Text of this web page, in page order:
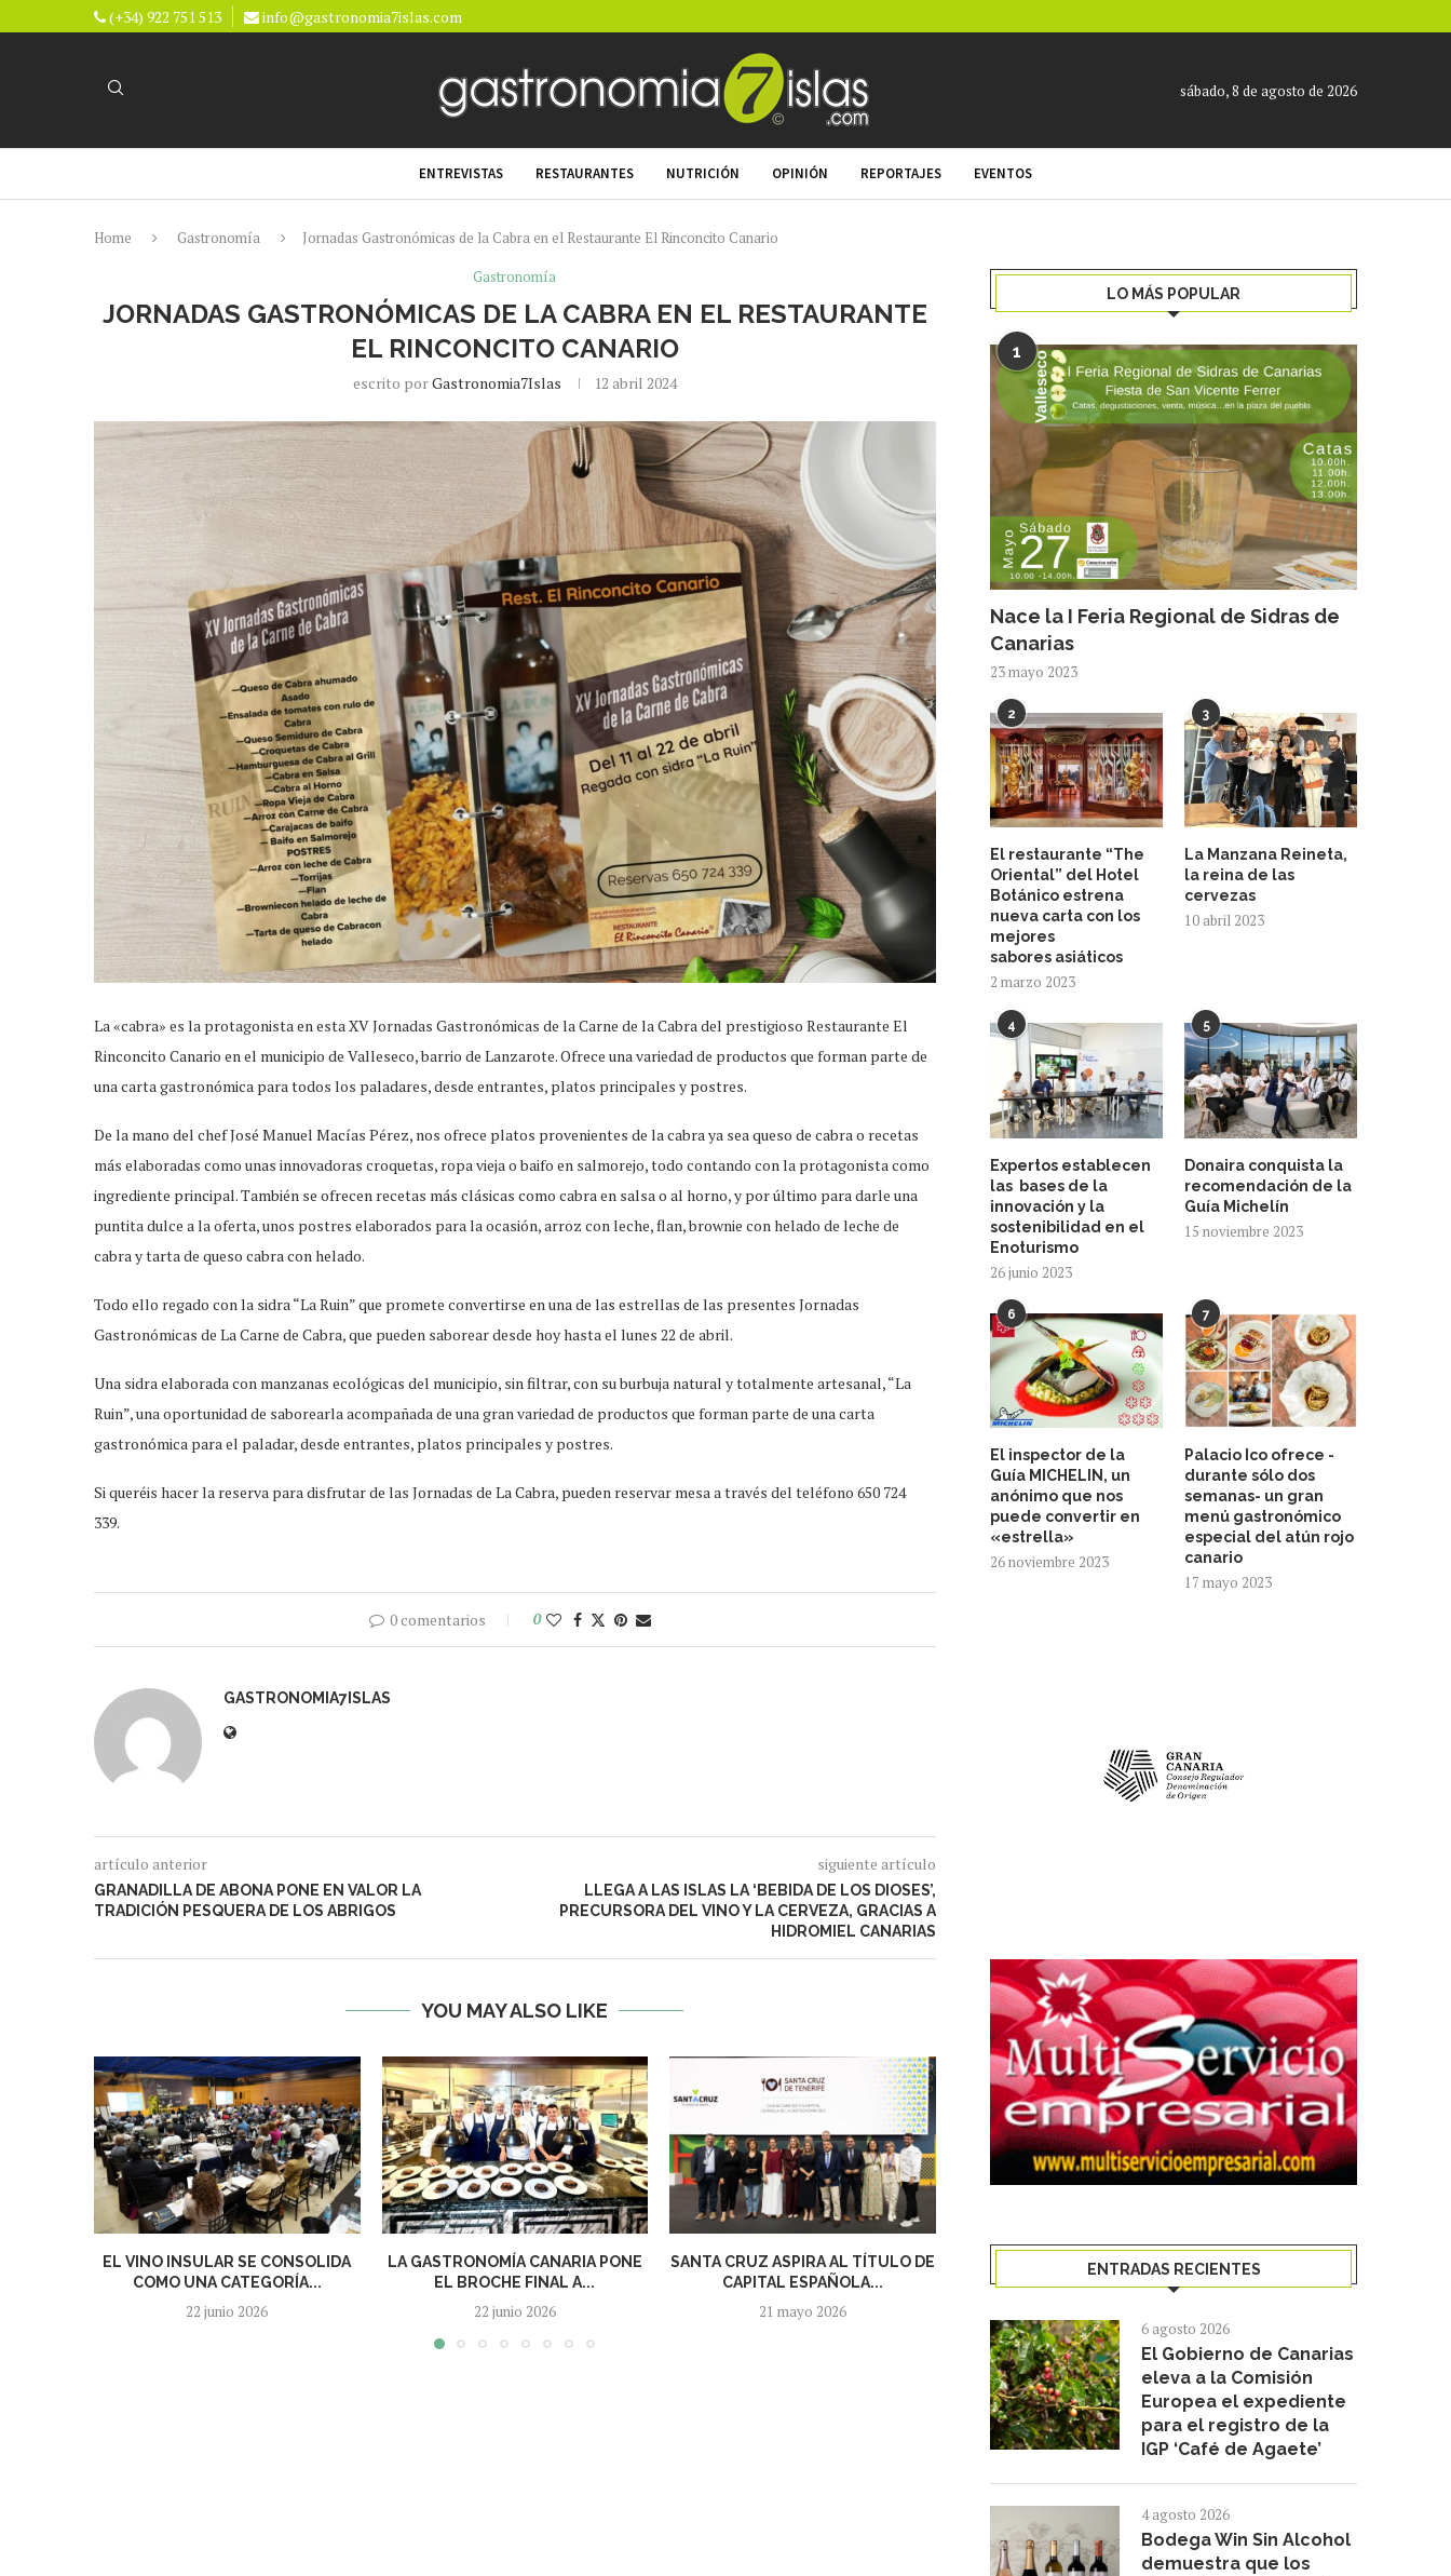
(+34) 922 751 513 info@gastronomia7islas.com
sábado, 8 de agosto de 2026
ENTREVISTAS RESTAURANTES NUTRICIÓN OPINIÓN REPORTAJES EVENTOS
Home Gastronomía
Jornadas Gastronómicas de la Cabra en el Restaurante El Rinconcito Canario
Gastronomía
JORNADAS GASTRONÓMICAS DE LA CABRA EN EL RESTAURANTE
EL RINCONCITO CANARIO
escrito porGastronomia7Islas 12 abril 2024
La «cabra» es la protagonista en esta XV Jornadas Gastronómicas de la Carne de la Cabra del prestigioso Restaurante El
Rinconcito Canario en el municipio de Valleseco, barrio de Lanzarote. Ofrece una variedad de productos que forman parte de
una carta gastronómica para todos los paladares, desde entrantes, platos principales y postres.
De la mano del chef José Manuel Macías Pérez, nos ofrece platos provenientes de la cabra ya sea queso de cabra o recetas
más elaboradas como unas innovadoras croquetas, ropa vieja o baifo en salmorejo, todo contando con la protagonista como
ingrediente principal. También se ofrecen recetas más clásicas como cabra en salsa o al horno, y por último para darle una
puntita dulce a la oferta, unos postres elaborados para la ocasión, arroz con leche, flan, brownie con helado de leche de
cabra y tarta de queso cabra con helado.
Todo ello regado con la sidra “La Ruin” que promete convertirse en una de las estrellas de las presentes Jornadas
Gastronómicas de La Carne de Cabra, que pueden saborear desde hoy hasta el lunes 22 de abril.
Una sidra elaborada con manzanas ecológicas del municipio, sin filtrar, con su burbuja natural y totalmente artesanal, “La
Ruin”, una oportunidad de saborearla acompañada de una gran variedad de productos que forman parte de una carta
gastronómica para el paladar, desde entrantes, platos principales y postres.
Si queréis hacer la reserva para disfrutar de las Jornadas de La Cabra, pueden reservar mesa a través del teléfono 650 724
339.
0 comentarios 0
GASTRONOMIA7ISLAS
artículo anterior
GRANADILLA DE ABONA PONE EN VALOR LA
TRADICIÓN PESQUERA DE LOS ABRIGOS
siguiente artículo
LLEGA A LAS ISLAS LA ‘BEBIDA DE LOS DIOSES’,
PRECURSORA DEL VINO Y LA CERVEZA, GRACIAS A
HIDROMIEL CANARIAS
YOU MAY ALSO LIKE
EL VINO INSULAR SE CONSOLIDA
COMO UNA CATEGORÍA...
22 junio 2026
LA GASTRONOMÍA CANARIA PONE
EL BROCHE FINAL A...
22 junio 2026
SANTA CRUZ ASPIRA AL TÍTULO DE
CAPITAL ESPAÑOLA...
21 mayo 2026
RIGOBERTO ALMEIDA (EL
PELLIZCO COSTA CALMA,
18 mayo 2026
“DEGUSTA SANTA CRUZ”
LA GASTRONOMÍA DE
LO MÁS POPULAR
1
Nace la I Feria Regional de Sidras de
Canarias
23 mayo 2023
2
El restaurante “The
Oriental” del Hotel
Botánico estrena
nueva carta con los
mejores
sabores asiáticos
2 marzo 2023
3
La Manzana Reineta,
la reina de las
cervezas
10 abril 2023
4
Expertos establecen
las bases de la
innovación y la
sostenibilidad en el
Enoturismo
26 junio 2023
5
Donaira conquista la
recomendación de la
Guía Michelín
15 noviembre 2023
6
El inspector de la
Guía MICHELIN, un
anónimo que nos
puede convertir en
«estrella»
26 noviembre 2023
7
Palacio Ico ofrece -
durante sólo dos
semanas- un gran
menú gastronómico
especial del atún rojo
canario
17 mayo 2023
ENTRADAS RECIENTES
6 agosto 2026
El Gobierno de Canarias
eleva a la Comisión
Europea el expediente
para el registro de la
IGP ‘Café de Agaete’
4 agosto 2026
Bodega Win Sin Alcohol
demuestra que los